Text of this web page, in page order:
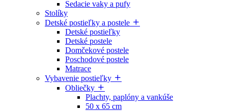
Sedacie vaky a pufy
Stolíky
Detské postieľky a postele
Detské postieľky
Detské postele
Domčekové postele
Poschodové postele
Matrace
Vybavenie postieľky
Obliečky
Plachty, paplóny a vankúše
50 x 65 cm